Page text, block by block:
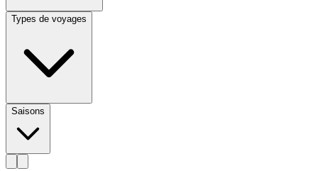
Types de voyages
Saisons